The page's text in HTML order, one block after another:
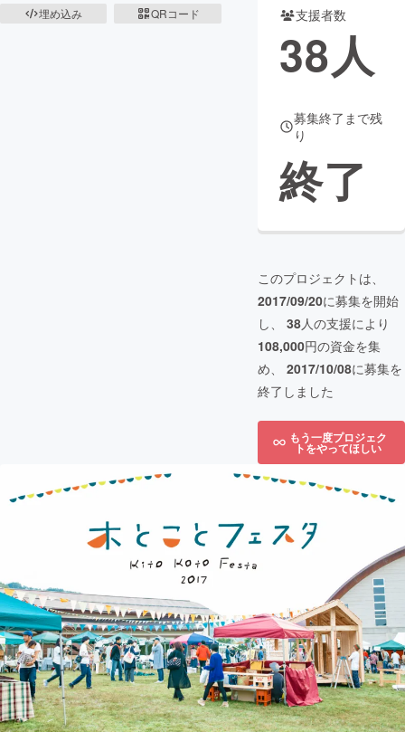
埋め込み
QRコード 支援者数
38人
募集終了まで残
り
終了
このプロジェクトは、
2017/09/20に募集を開始
し、 38人の支援により
108,000円の資金を集
め、 2017/10/08に募集を
終了しました
もう一度プロジェク
トをやってほしい